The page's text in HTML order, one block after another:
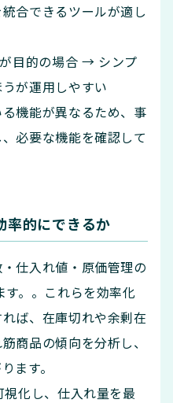
合できるツールが適し
目的の場合 → シンプ
が運用しやすい
機能が異なるため、事
必要な機能を確認して
率的にできるか
仕入れ値・原価管理の
。。これらを効率化
ば、在庫切れや余剰在
商品の傾向を分析し、
ます。
化し、仕入れ量を最